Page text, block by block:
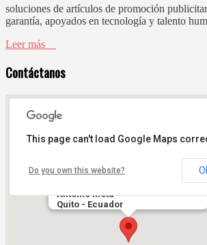
soluciones de artículos de promoción
garantía, apoyados en tecnología y talento
Leer más
Contáctanos
Sector Comité del Pueblo,
Francisco de la Torre N62-03 y
Antonio Mota
Quito - Ecuador
This page can't load Google Maps
Do you own this website?